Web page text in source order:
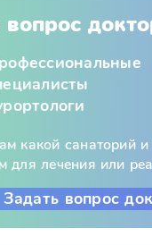
какой санаторий
для лечения или
Задать вопрос